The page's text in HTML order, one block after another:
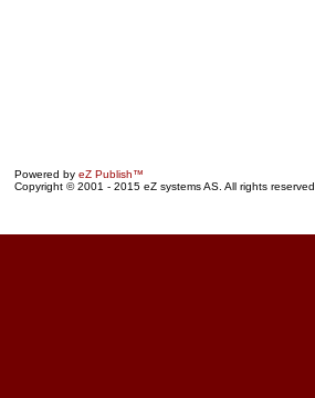
Powered by eZ Publish™
Copyright © 2001 - 2015 eZ systems AS. All rights reserved.